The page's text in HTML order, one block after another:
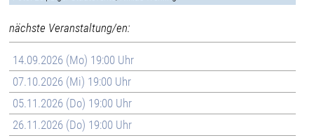
nächste Veranstaltung/en:
14.09.2026 (Mo) 19:00 Uhr
07.10.2026 (Mi) 19:00 Uhr
05.11.2026 (Do) 19:00 Uhr
26.11.2026 (Do) 19:00 Uhr